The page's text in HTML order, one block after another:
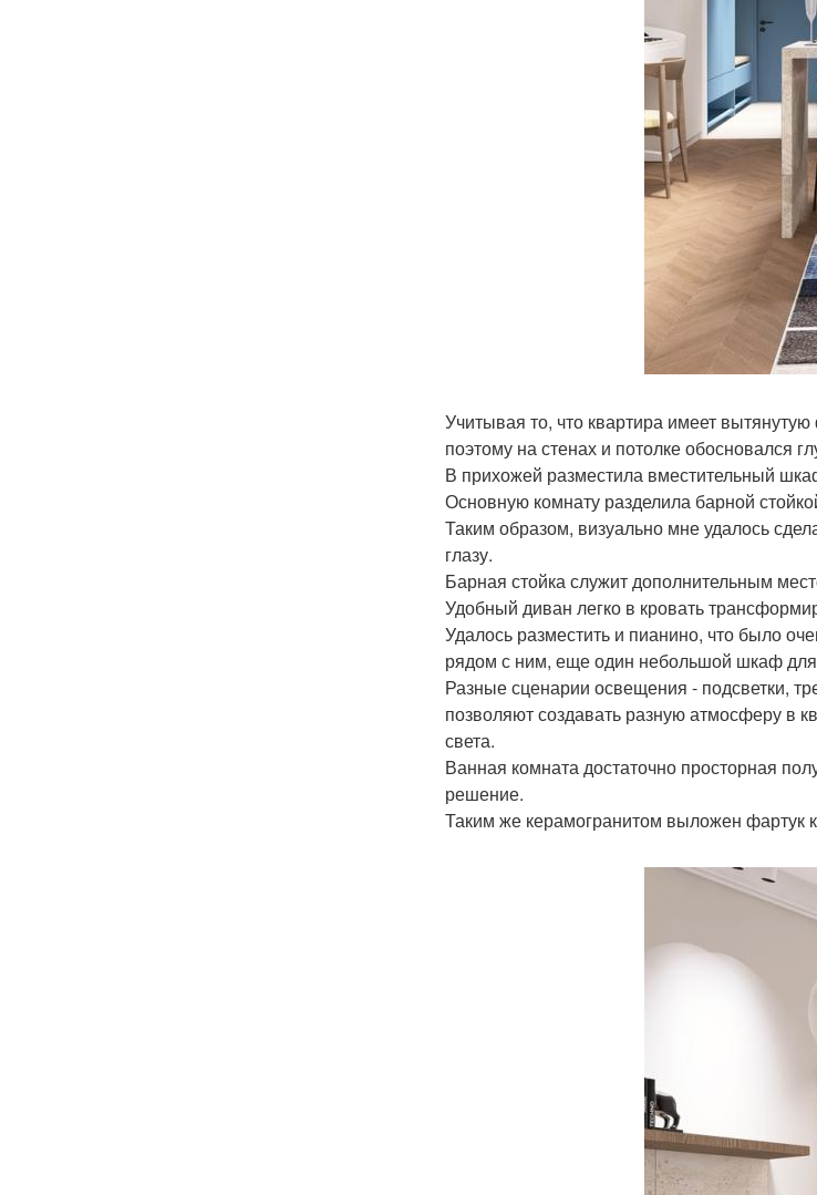
Учитывая то, что квартира имеет
поэтому на стенах и потолке обосновался
В прихожей разместила вместительный
Основную комнату разделила барной
Таким образом, визуально мне удалось
глазу.
Барная стойка служит дополнительным
Удобный диван легко в кровать
Удалось разместить и пианино, что было
рядом с ним, еще один небольшой шкаф
Разные сценарии освещения - подсветки,
позволяют создавать разную атмосферу в
света.
Ванная комната достаточно просторная
решение.
Таким же керамогранитом выложен фартук